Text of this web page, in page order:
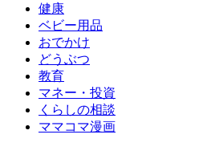
健康
ベビー用品
おでかけ
どうぶつ
教育
マネー・投資
くらしの相談
ママコマ漫画